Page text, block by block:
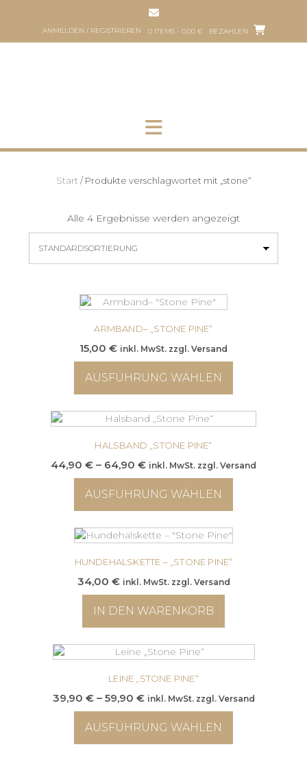
ANMELDEN / REGISTRIEREN 0 ITEMS - 0,00 € BEZAHLEN
Start / Produkte verschlagwortet mit „stone“
Alle 4 Ergebnisse werden angezeigt
ARMBAND– „STONE PINE“
15,00 € inkl. MwSt. zzgl. Versand
AUSFÜHRUNG WÄHLEN
Produkt
weist
mehrere
auf.
Die
Optionen
auf
der
Produktseite
werden
HALSBAND „STONE PINE“
44,90 € – 64,90 €Preisspanne:
44,90 €
bis
64,90 €
inkl. MwSt. zzgl. Versand
AUSFÜHRUNG WÄHLEN
Produkt
weist
mehrere
auf.
Die
Optionen
auf
der
Produktseite
werden
HUNDEHALSKETTE – „STONE PINE“
34,00 € inkl. MwSt. zzgl. Versand
IN DEN WARENKORB
LEINE „STONE PINE“
39,90 € – 59,90 €Preisspanne:
39,90 €
bis
59,90 €
inkl. MwSt. zzgl. Versand
AUSFÜHRUNG WÄHLEN